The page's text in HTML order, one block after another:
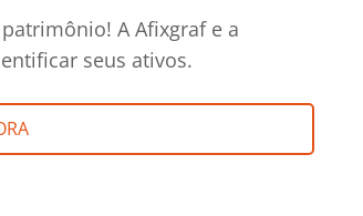
A Afixgraf e a
seus ativos.